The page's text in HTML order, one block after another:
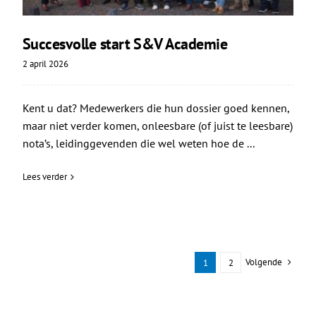
Succesvolle start S&V Academie
2 april 2026
Kent u dat? Medewerkers die hun dossier goed kennen,
maar niet verder komen, onleesbare (of juist te leesbare)
nota’s, leidinggevenden die wel weten hoe de ...
Lees verder
1 2 Volgende